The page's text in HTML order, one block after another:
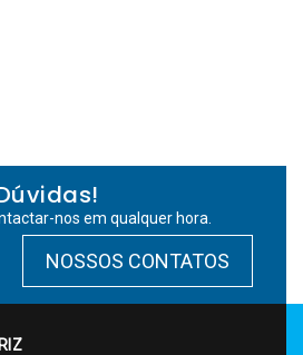
nos em qualquer hora.
NOSSOS CONTATOS